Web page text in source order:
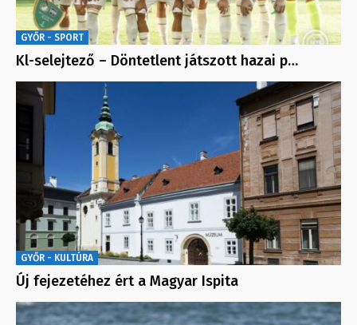
GYŐR - SPORT
Kl-selejtező – Döntetlent játszott hazai p…
GYŐR - KULTÚRA
Új fejezetéhez ért a Magyar Ispita